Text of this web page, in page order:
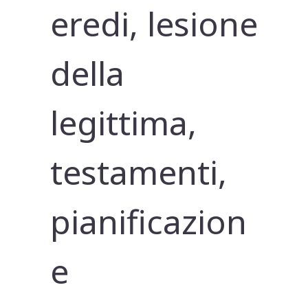
eredi, lesione
della
legittima,
testamenti,
pianificazion
e